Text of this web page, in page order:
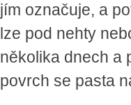
jím označuje, a
lze pod nehty
několika dnech a
povrch se pasta